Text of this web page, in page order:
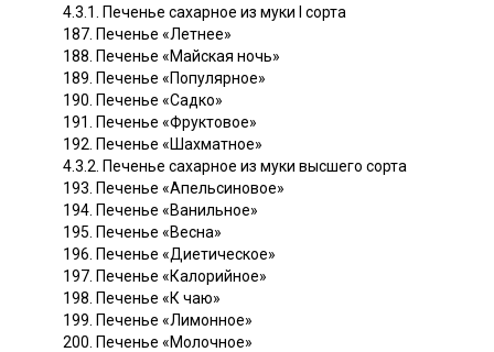
4.3.1. Печенье сахарное из муки I сорта
187. Печенье «Летнее»
188. Печенье «Майская ночь»
189. Печенье «Популярное»
190. Печенье «Садко»
191. Печенье «Фруктовое»
192. Печенье «Шахматное»
4.3.2. Печенье сахарное из муки высшего сорта
193. Печенье «Апельсиновое»
194. Печенье «Ванильное»
195. Печенье «Весна»
196. Печенье «Диетическое»
197. Печенье «Калорийное»
198. Печенье «К чаю»
199. Печенье «Лимонное»
200. Печенье «Молочное»